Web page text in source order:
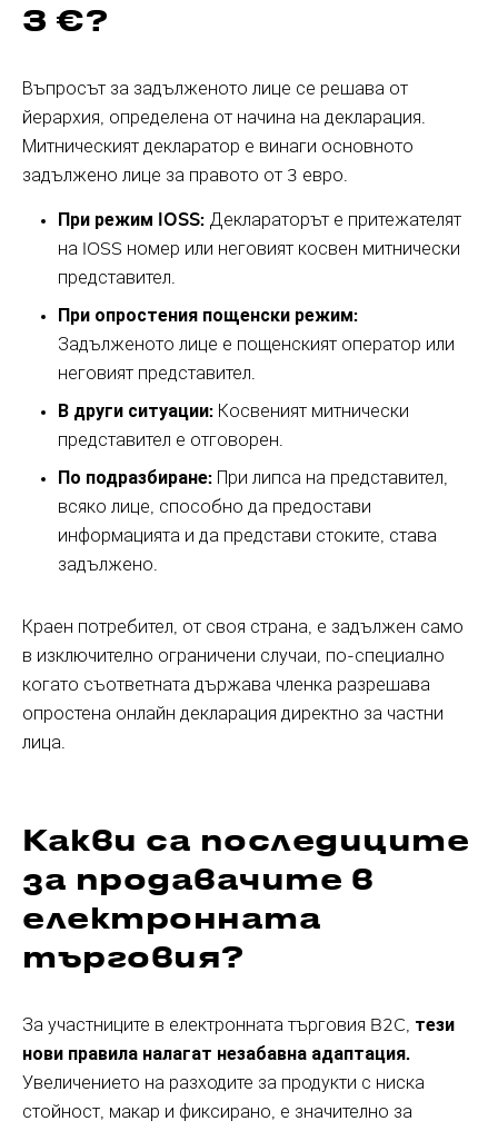
3 €?
Въпросът за задълженото лице се решава от
йерархия, определена от начина на декларация.
Митническият декларатор е винаги основното
задължено лице за правото от 3 евро.
При режим IOSS: Деклараторът е притежателят
на IOSS номер или неговият косвен митнически
представител.
При опростения пощенски режим:
Задълженото лице е пощенският оператор или
неговият представител.
В други ситуации: Косвеният митнически
представител е отговорен.
По подразбиране: При липса на представител,
всяко лице, способно да предостави
информацията и да представи стоките, става
задължено.
Краен потребител, от своя страна, е задължен само
в изключително ограничени случаи, по-специално
когато съответната държава членка разрешава
опростена онлайн декларация директно за частни
лица.
Какви са последиците
за продавачите в
електронната
търговия?
За участниците в електронната търговия B2C, тези
нови правила налагат незабавна адаптация.
Увеличението на разходите за продукти с ниска
стойност, макар и фиксирано, е значително за